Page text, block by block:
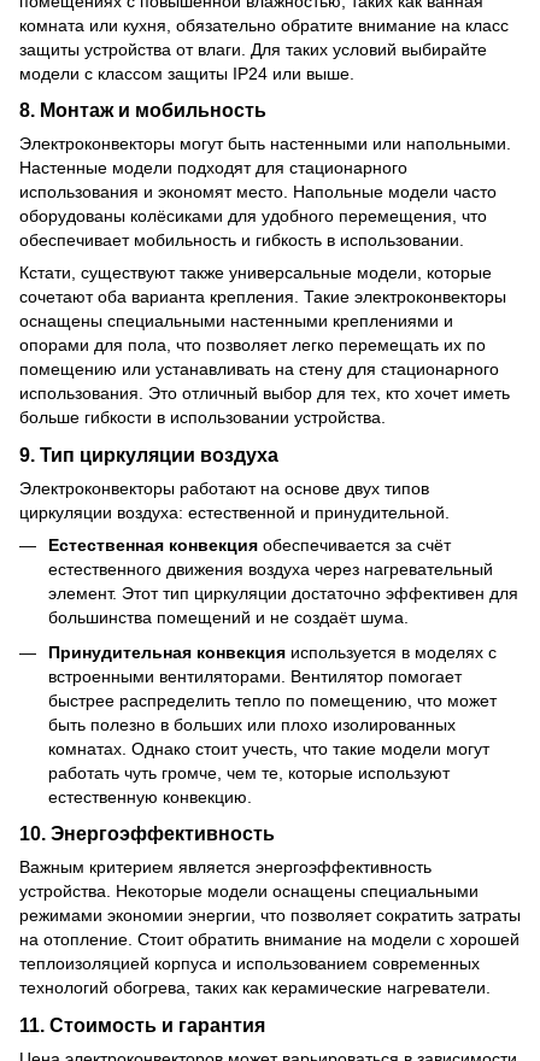
комната или кухня, обязательно обратите внимание на класс
защиты устройства от влаги. Для таких условий выбирайте
модели с классом защиты IP24 или выше.
8. Монтаж и мобильность
Электроконвекторы могут быть настенными или напольными.
Настенные модели подходят для стационарного
использования и экономят место. Напольные модели часто
оборудованы колёсиками для удобного перемещения, что
обеспечивает мобильность и гибкость в использовании.
Кстати, существуют также универсальные модели, которые
сочетают оба варианта крепления. Такие электроконвекторы
оснащены специальными настенными креплениями и
опорами для пола, что позволяет легко перемещать их по
помещению или устанавливать на стену для стационарного
использования. Это отличный выбор для тех, кто хочет иметь
больше гибкости в использовании устройства.
9. Тип циркуляции воздуха
Электроконвекторы работают на основе двух типов
циркуляции воздуха: естественной и принудительной.
Естественная конвекция обеспечивается за счёт
естественного движения воздуха через нагревательный
элемент. Этот тип циркуляции достаточно эффективен для
большинства помещений и не создаёт шума.
Принудительная конвекция используется в моделях с
встроенными вентиляторами. Вентилятор помогает
быстрее распределить тепло по помещению, что может
быть полезно в больших или плохо изолированных
комнатах. Однако стоит учесть, что такие модели могут
работать чуть громче, чем те, которые используют
естественную конвекцию.
10. Энергоэффективность
Важным критерием является энергоэффективность
устройства. Некоторые модели оснащены специальными
режимами экономии энергии, что позволяет сократить затраты
на отопление. Стоит обратить внимание на модели с хорошей
теплоизоляцией корпуса и использованием современных
технологий обогрева, таких как керамические нагреватели.
11. Стоимость и гарантия